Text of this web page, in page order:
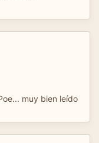
muy bien leído